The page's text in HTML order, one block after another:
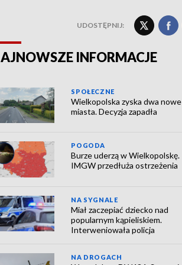
UDOSTĘPNIJ:
INFORMACJE
SPOŁECZNE
Wielkopolska zyska dwa nowe
miasta. Decyzja zapadła
POGODA
Burze uderzą w Wielkopolskę.
IMGW przedłuża ostrzeżenia
NA SYGNALE
Miał zaczepiać dziecko nad
popularnym kąpieliskiem.
Interweniowała policja
NA DROGACH